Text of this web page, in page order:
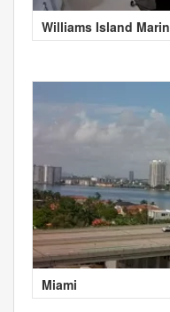
Williams Island
Miami